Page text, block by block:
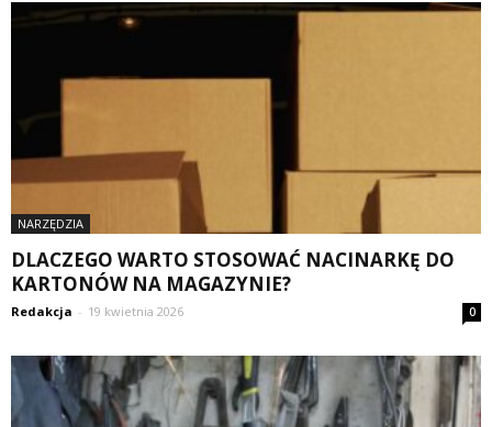
NARZĘDZIA
DLACZEGO WARTO STOSOWAĆ NACINARKĘ DO
KARTONÓW NA MAGAZYNIE?
Redakcja - 19 kwietnia 2026 0